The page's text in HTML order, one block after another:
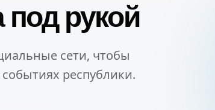
под рукой
сети, чтобы
республики.